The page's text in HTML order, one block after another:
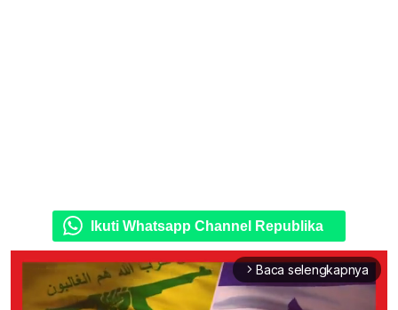
Ikuti Whatsapp Channel Republika
arrow_forward_ios Baca selengkapnya